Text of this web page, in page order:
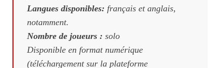
Langues disponibles: français et anglais,
notamment.
Nombre de joueurs : solo
Disponible en format numérique
(téléchargement sur la plateforme